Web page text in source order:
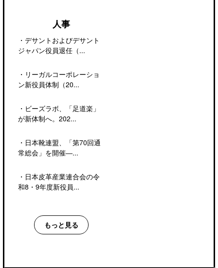
人事
・ デサントおよびデサント
ジャパン役員退任（...
・ リーガルコーポレーショ
ン新役員体制（20...
・ ビーズラボ、「足道楽」
が新体制へ。202...
・ 日本靴連盟、「第70回通
常総会」を開催―...
・ 日本皮革産業連合会の令
和8・9年度新役員...
もっと見る